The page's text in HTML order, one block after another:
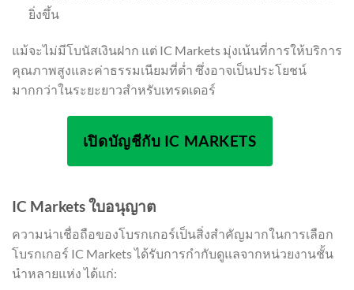
ยิ่งขึ้น
แม้จะไม่มีโบนัสเงินฝาก แต่ IC Markets มุ่งเน้นที่การให้บริการ
คุณภาพสูงและค่าธรรมเนียมที่ต่ำ ซึ่งอาจเป็นประโยชน์
มากกว่าในระยะยาวสำหรับเทรดเดอร์
เปิดบัญชีกับ IC MARKETS
IC Markets ใบอนุญาต
ความน่าเชื่อถือของโบรกเกอร์เป็นสิ่งสำคัญมากในการเลือก
โบรกเกอร์ IC Markets ได้รับการกำกับดูแลจากหน่วยงานชั้น
นำหลายแห่ง ได้แก่: